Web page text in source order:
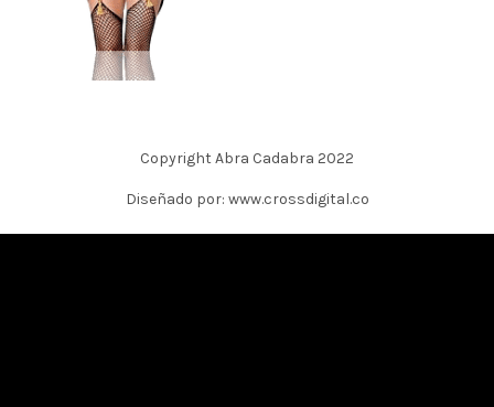
Copyright Abra Cadabra 2022
Diseñado por: www.crossdigital.co